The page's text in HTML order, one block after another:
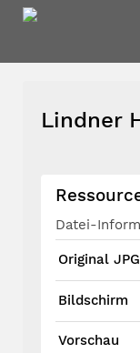
Lindner
Datei-
Original
Bildschirm
Vorschau